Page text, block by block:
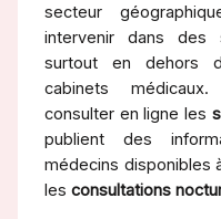
secteur
intervenir dans
surtout en dehors
cabinets
consulter en ligne les
publient des
médecins disponibles
les consultations